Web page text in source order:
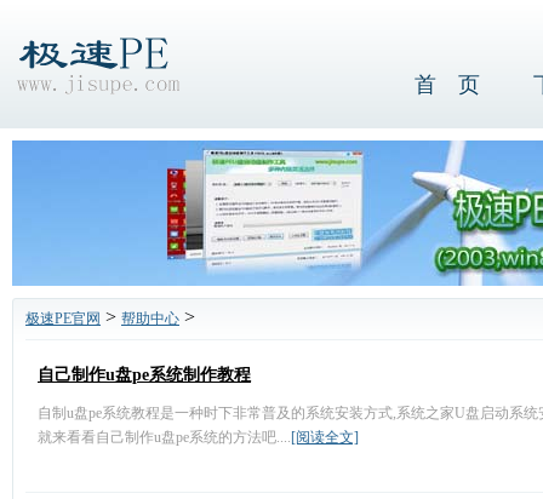
首 页
极速PE官网 > 帮助中心 >
自己制作u盘pe系统制作教程
自制u盘pe系统教程是一种时下非常普及的系统安装方式,系统之家U盘启动系
就来看看自己制作u盘pe系统的方法吧....[阅读全文]